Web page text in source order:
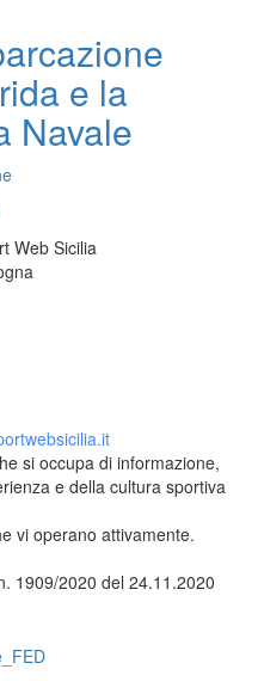
e la
Navale
Web Sicilia
si occupa di informazione,
e della cultura sportiva
vi operano attivamente.
1909/2020 del 24.11.2020